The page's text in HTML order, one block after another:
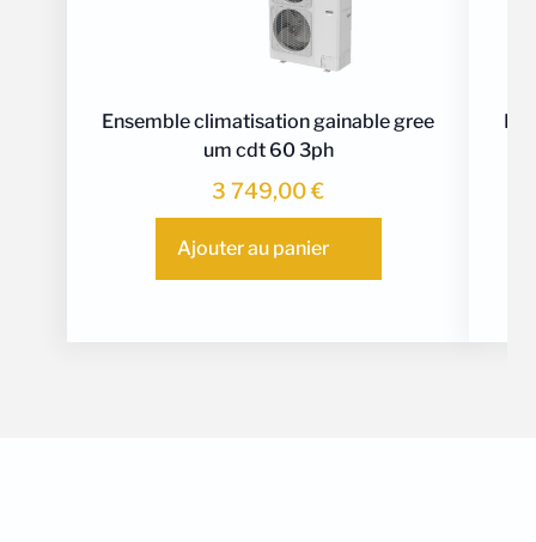
Ensemble climatisation gainable gree
um cdt 60 3ph
3 749,00€
Ajouter au panier